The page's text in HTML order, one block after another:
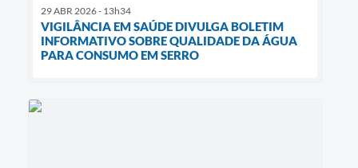
29 ABR 2026 - 13h34
VIGILÂNCIA EM SAÚDE DIVULGA BOLETIM
INFORMATIVO SOBRE QUALIDADE DA ÁGUA
PARA CONSUMO EM SERRO